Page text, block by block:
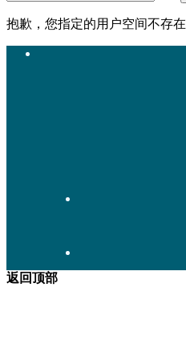
抱歉，您指定的用户空间不存在
返回顶部